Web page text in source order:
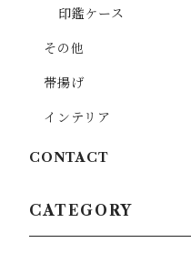
印鑑ケース
その他
帯揚げ
インテリア
CONTACT
CATEGORY